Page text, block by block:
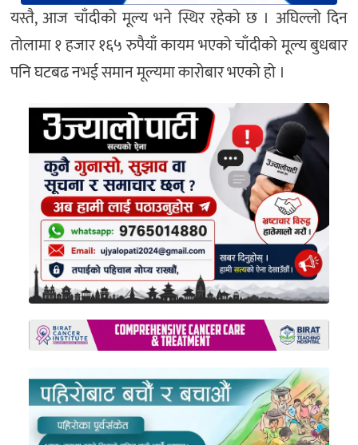
यस्तै, आज चाँदीको मूल्य भने स्थिर रहेको छ । अघिल्लो दिन
तोलामा १ हजार १६५ रुपैयाँ कायम भएको चाँदीको मूल्य बुधबार
पनि घटबढ नभई समान मूल्यमा कारोबार भएको हो ।